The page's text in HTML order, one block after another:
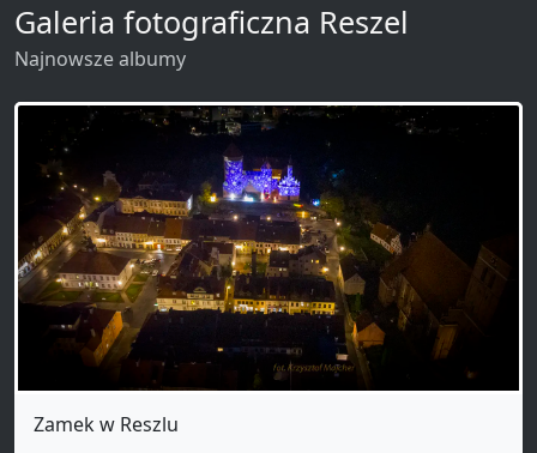
Galeria fotograficzna Reszel
Najnowsze albumy
Zamek w Reszlu